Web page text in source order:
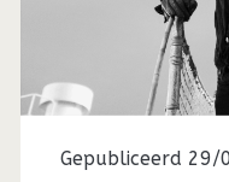
Gepubliceerd